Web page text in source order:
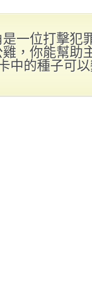
一位打擊犯
，你能幫助
中的種子可